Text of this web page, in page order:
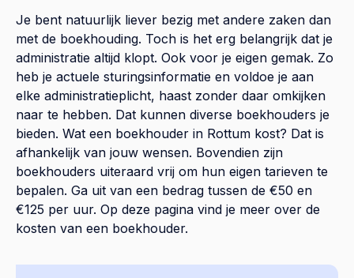
Je bent natuurlijk liever bezig met andere zaken dan
met de boekhouding. Toch is het erg belangrijk dat je
administratie altijd klopt. Ook voor je eigen gemak. Zo
heb je actuele sturingsinformatie en voldoe je aan
elke administratieplicht, haast zonder daar omkijken
naar te hebben. Dat kunnen diverse boekhouders je
bieden. Wat een boekhouder in Rottum kost? Dat is
afhankelijk van jouw wensen. Bovendien zijn
boekhouders uiteraard vrij om hun eigen tarieven te
bepalen. Ga uit van een bedrag tussen de €50 en
€125 per uur. Op deze pagina vind je meer over de
kosten van een boekhouder.